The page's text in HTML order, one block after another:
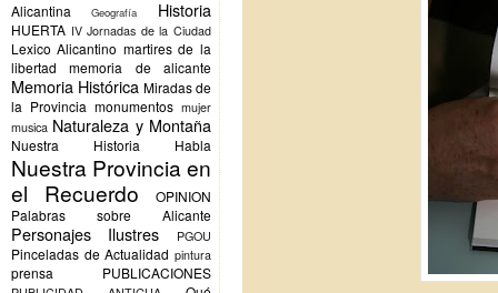
Alicantina Geografía Historia
HUERTA IV Jornadas de la Ciudad
Lexico Alicantino martires de la
libertad
memoria de alicante
Memoria Histórica Miradas de
la Provincia monumentos mujer
musica Naturaleza y Montaña
Nuestra Historia Habla
Nuestra Provincia en
el Recuerdo
OPINION
Palabras sobre Alicante
Personajes Ilustres PGOU
Pinceladas de Actualidad pintura
prensa PUBLICACIONES